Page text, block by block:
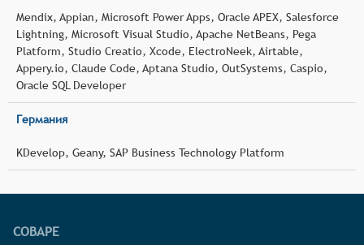
Mendix, Appian, Microsoft Power Apps, Oracle APEX, Salesforce
Lightning, Microsoft Visual Studio, Apache NetBeans, Pega
Platform, Studio Creatio, Xcode, ElectroNeek, Airtable,
Appery.io, Claude Code, Aptana Studio, OutSystems, Caspio,
Oracle SQL Developer
Германия
KDevelop, Geany, SAP Business Technology Platform
СОВАРЕ